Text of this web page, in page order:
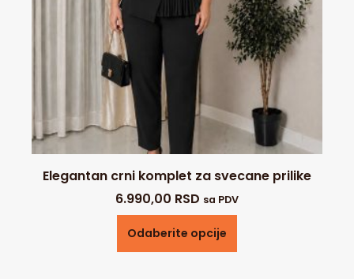
Elegantan crni komplet za svecane prilike
6.990,00 RSD sa PDV
Odaberite opcije